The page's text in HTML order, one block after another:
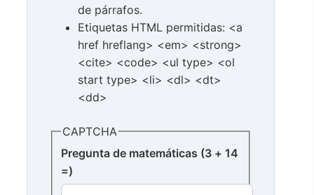
de párrafos.
Etiquetas HTML permitidas: <a
href hreflang> <em> <strong>
<cite> <code> <ul type> <ol
start type> <li> <dl> <dt>
<dd>
CAPTCHA
Pregunta de matemáticas (3 + 14
=)